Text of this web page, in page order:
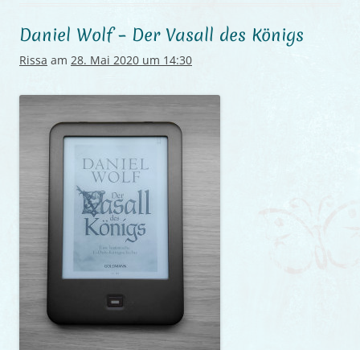
Daniel Wolf – Der Vasall des Königs
Rissa am 28. Mai 2020 um 14:30